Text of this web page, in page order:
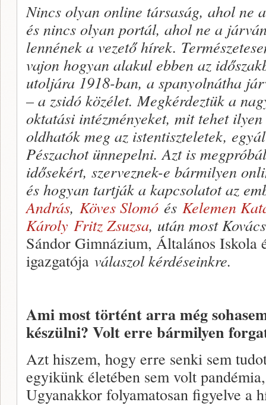
Nincs olyan online társaság, ahol ne
és nincs olyan portál, ahol ne a
lennének a vezető hírek.
vajon hogyan alakul ebben az
utoljára 1918-ban, a spanyolnátha
– a zsidó közélet. Megkérdeztük a
oktatási intézményeket, mit tehet
oldhatók meg az istentiszteletek,
Pészachot ünnepelni. Azt is
idősekért, szerveznek-e bármilyen
és hogyan tartják a kapcsolatot az
András, Köves Slomó és Kelemen
Károly Fritz Zsuzsa, után most
Sándor Gimnázium, Általános Iskola
igazgatója válaszol kérdéseinkre.
Ami most történt arra még
készülni? Volt erre bármilyen
Azt hiszem, hogy erre senki sem
egyikünk életében sem volt
Ugyanakkor folyamatosan figyelve a